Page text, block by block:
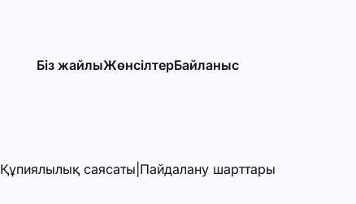
Біз жайлыЖөнсiлтерБайланыс
Құпиялылық саясаты Пайдалану шарттары